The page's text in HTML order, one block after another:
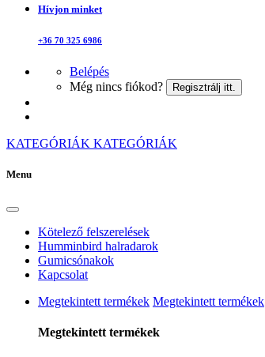
Hívjon minket
+36 70 325 6986
Belépés
Még nincs fiókod?
Regisztrálj itt.
KATEGÓRIÁK KATEGÓRIÁK
Menu
Kötelező felszerelések
Humminbird halradarok
Gumicsónakok
Kapcsolat
Megtekintett termékek Megtekintett termékek
Megtekintett termékek